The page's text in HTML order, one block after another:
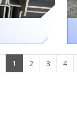
1 2 3 4